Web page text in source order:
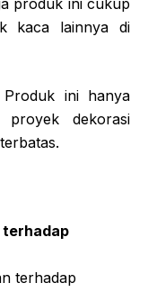
kaca lainnya di
Produk ini hanya
dekorasi
terhadap
terhadap